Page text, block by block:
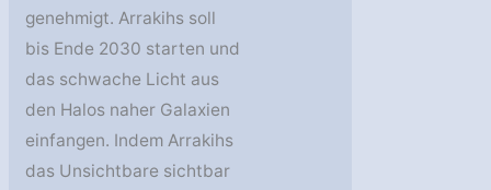
genehmigt. Arrakihs soll
bis Ende 2030 starten und
das schwache Licht aus
den Halos naher Galaxien
einfangen. Indem Arrakihs
das Unsichtbare sichtbar